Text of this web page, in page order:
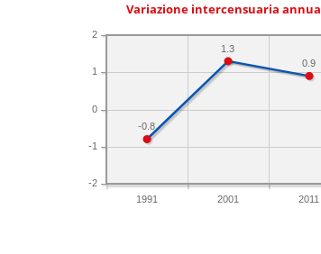
Variazione intercensuaria annua
1991 2001 2011
-2
-1
0
1
2
0.9
1.3
-0.8